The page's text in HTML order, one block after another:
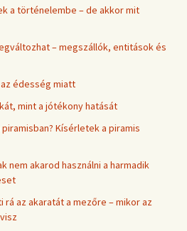
a történelembe – de akkor mit
– megszállók, entitások és
édesség miatt
mint a jótékony hatását
Kísérletek a piramis
nem akarod használni a harmadik
az akaratát a mezőre – mikor az